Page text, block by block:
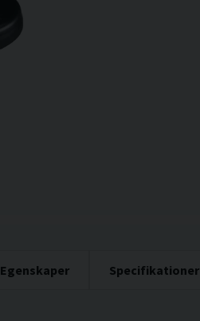
Egenskaper Specifikationer